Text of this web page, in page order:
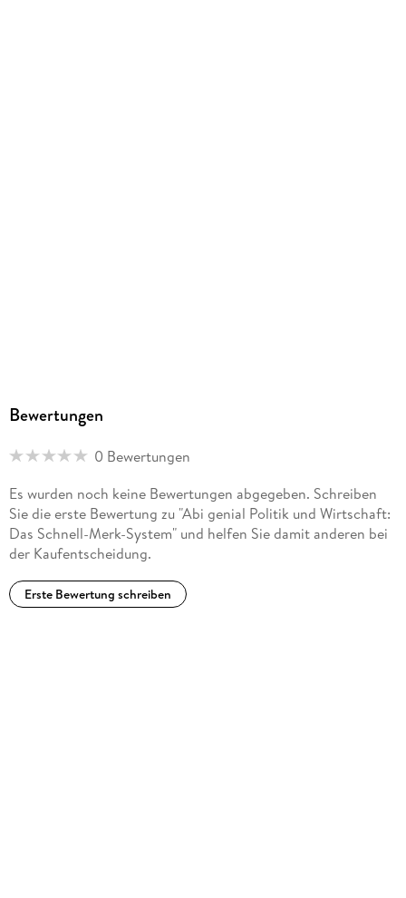
Bewertungen
0 Bewertungen
Es wurden noch keine Bewertungen abgegeben. Schreiben
Sie die erste Bewertung zu "Abi genial Politik und Wirtschaft:
Das Schnell-Merk-System" und helfen Sie damit anderen bei
der Kaufentscheidung.
Erste Bewertung schreiben